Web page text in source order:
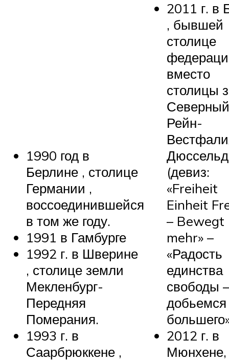
1990 год в
Берлине , столице
Германии ,
воссоединившейся
в том же году.
1991 в Гамбурге
1992 г. в Шверине
, столице земли
Мекленбург-
Передняя
Померания.
1993 г. в
Саарбрюккене ,
2011 г. в
, бывшей
столице
вместо
столицы
Северный
Рейн-
(девиз:
«Freiheit
Einheit
– Bewegt
mehr» –
«Радость
единства
свободы –
добьемся
2012 г. в
Мюнхене,